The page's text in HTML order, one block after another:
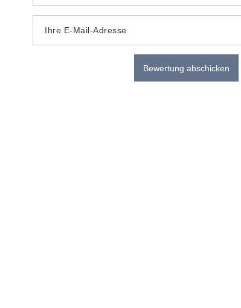
Ihre E-Mail-Adresse
Bewertung abschicken